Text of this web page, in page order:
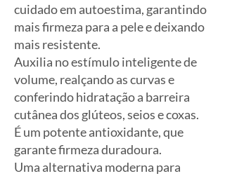
cuidado em autoestima, garantindo
mais firmeza para a pele e deixando
mais resistente.
Auxilia no estímulo inteligente de
volume, realçando as curvas e
conferindo hidratação a barreira
cutânea dos glúteos, seios e coxas.
É um potente antioxidante, que
garante firmeza duradoura.
Uma alternativa moderna para